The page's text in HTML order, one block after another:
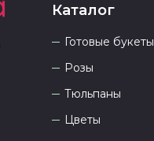
Каталог
Готовые букеты
Розы
Тюльпаны
Цветы